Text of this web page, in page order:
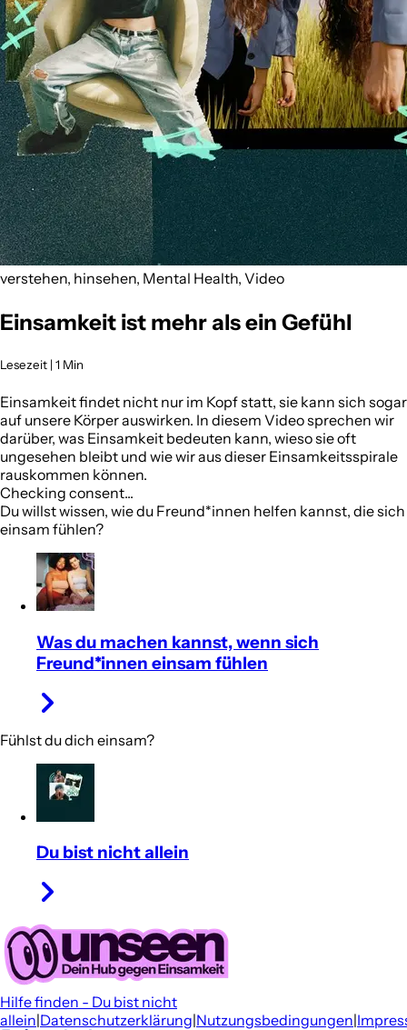
verstehen, hinsehen, Mental Health, Video
Einsamkeit ist mehr als ein Gefühl
Lesezeit | 1 Min
Einsamkeit findet nicht nur im Kopf statt, sie kann sich sogar
auf unsere Körper auswirken. In diesem Video sprechen wir
darüber, was Einsamkeit bedeuten kann, wieso sie oft
ungesehen bleibt und wie wir aus dieser Einsamkeitsspirale
rauskommen können.
Wir brauchen deine Zustimmung
Um diesen Inhalt anzusehen, aktiviere in deinen
Einstellungen die Marketing-Cookies oder akzeptiere unten
das YouTube-Cookie 👇
OFF
YouTube-Cookie akzeptieren
Du willst wissen, wie du Freund*innen helfen kannst, die sich
einsam fühlen?
Was du machen kannst, wenn sich
Freund*innen einsam fühlen
Fühlst du dich einsam?